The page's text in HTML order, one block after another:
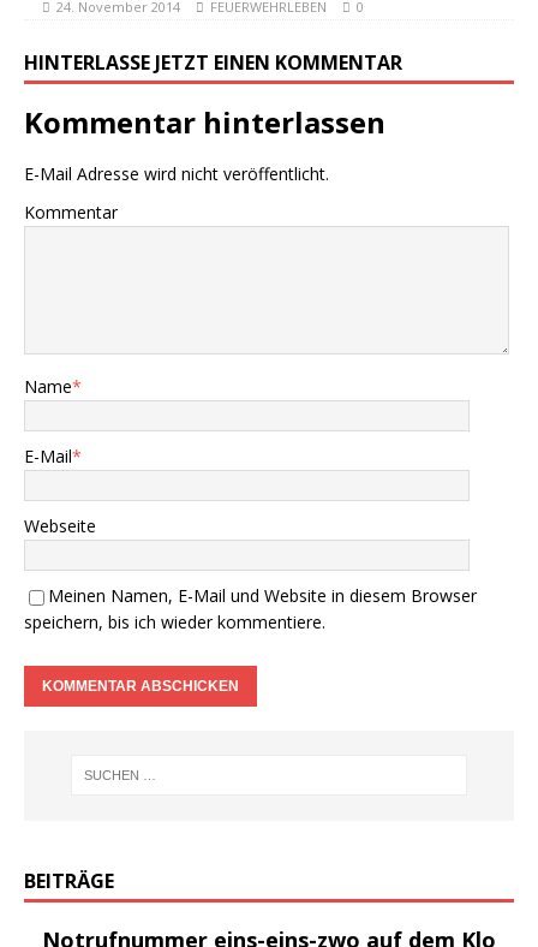
24. November 2014 FEUERWEHRLEBEN 0
HINTERLASSE JETZT EINEN KOMMENTAR
Kommentar hinterlassen
E-Mail Adresse wird nicht veröffentlicht.
Kommentar
Name*
E-Mail*
Webseite
Meinen Namen, E-Mail und Website in diesem Browser
speichern, bis ich wieder kommentiere.
BEITRÄGE
Notrufnummer eins-eins-zwo auf dem Klo